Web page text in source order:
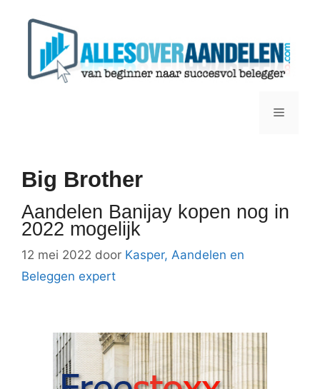
Menu
Big Brother
Aandelen Banijay kopen nog in
2022 mogelijk
12 mei 2022 door Kasper, Aandelen en
Beleggen expert